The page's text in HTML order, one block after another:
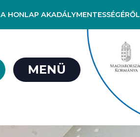
A HONLAP AKADÁLYMENTESSÉGÉRŐL
MENÜ